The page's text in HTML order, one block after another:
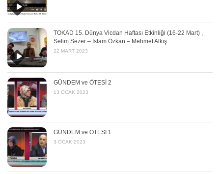
TOKAD 15. Dünya Vicdan Haftası Etkinliği (16-22 Mart) ,
Selim Sezer – İslam Özkan – Mehmet Alkış
22 MART 2023
GÜNDEM ve ÖTESİ 2
13 OCAK 2023
GÜNDEM ve ÖTESİ 1
3 OCAK 2023